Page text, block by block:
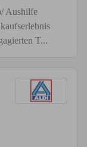
Aushilfe
T...